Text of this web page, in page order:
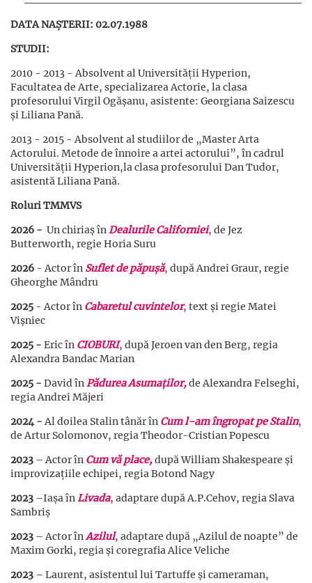
DATA NAȘTERII: 02.07.1988
STUDII:
2010 - 2013 - Absolvent al Universității Hyperion,
Facultatea de Arte, specializarea Actorie, la clasa
profesorului Virgil Ogășanu, asistente: Georgiana Saizescu
și Liliana Pană.
2013 - 2015 - Absolvent al studiilor de „Master Arta
Actorului. Metode de înnoire a artei actorului”, în cadrul
Universității Hyperion,la clasa profesorului Dan Tudor,
asistentă Liliana Pană.
Roluri TMMVS
2026 - Un chiriaș înDealurile Californiei, de Jez
Butterworth, regie Horia Suru
2026 - Actor în Suflet de păpușă, după Andrei Graur, regie
Gheorghe Mândru
2025 - Actor în Cabaretul cuvintelor, text și regie Matei
Vișniec
2025 - Eric în CIOBURI, după Jeroen van den Berg, regia
Alexandra Bandac Marian
2025 - David înPădurea Asumaților,de Alexandra Felseghi,
regia Andrei Măjeri
2024 -Al doilea Stalin tânăr în Cum l-am îngropat pe Stalin,
de Artur Solomonov, regia Theodor-Cristian Popescu
2023 – Actor în Cum vă place,după William Shakespeare și
improvizațiile echipei, regia Botond Nagy
2023 –Iașa înLivada, adaptare după A.P.Cehov, regia Slava
Sambriș
2023 – Actor înAzilul, adaptare după „Azilul de noapte” de
Maxim Gorki, regia și coregrafia Alice Veliche
2023 – Laurent, asistentul lui Tartuffe și cameraman,